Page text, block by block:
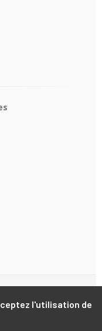
l'utilisation de